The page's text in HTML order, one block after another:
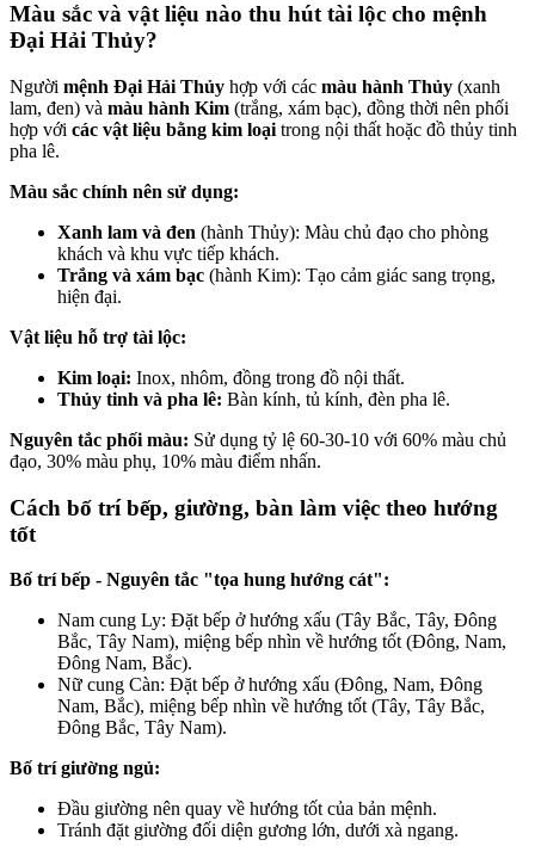
Màu sắc và vật liệu nào thu hút tài lộc cho mệnh
Đại Hải Thủy?
Người mệnh Đại Hải Thủy hợp với các màu hành Thủy (xanh
lam, đen) và màu hành Kim (trắng, xám bạc), đồng thời nên phối
hợp với các vật liệu bằng kim loại trong nội thất hoặc đồ thủy tinh
pha lê.
Màu sắc chính nên sử dụng:
Xanh lam và đen (hành Thủy): Màu chủ đạo cho phòng
khách và khu vực tiếp khách.
Trắng và xám bạc (hành Kim): Tạo cảm giác sang trọng,
hiện đại.
Vật liệu hỗ trợ tài lộc:
Kim loại: Inox, nhôm, đồng trong đồ nội thất.
Thủy tinh và pha lê: Bàn kính, tủ kính, đèn pha lê.
Nguyên tắc phối màu: Sử dụng tỷ lệ 60-30-10 với 60% màu chủ
đạo, 30% màu phụ, 10% màu điểm nhấn.
Cách bố trí bếp, giường, bàn làm việc theo hướng
tốt
Bố trí bếp - Nguyên tắc "tọa hung hướng cát":
Nam cung Ly: Đặt bếp ở hướng xấu (Tây Bắc, Tây, Đông
Bắc, Tây Nam), miệng bếp nhìn về hướng tốt (Đông, Nam,
Đông Nam, Bắc).
Nữ cung Càn: Đặt bếp ở hướng xấu (Đông, Nam, Đông
Nam, Bắc), miệng bếp nhìn về hướng tốt (Tây, Tây Bắc,
Đông Bắc, Tây Nam).
Bố trí giường ngủ:
Đầu giường nên quay về hướng tốt của bản mệnh.
Tránh đặt giường đối diện gương lớn, dưới xà ngang.